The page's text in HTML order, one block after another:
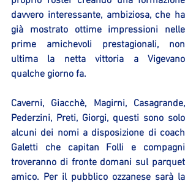
davvero interessante, ambiziosa, che ha
già mostrato ottime impressioni nelle
prime amichevoli prestagionali, non
ultima la netta vittoria a Vigevano
qualche giorno fa.
Caverni, Giacchè, Magirni, Casagrande,
Pederzini, Preti, Giorgi, questi sono solo
alcuni dei nomi a disposizione di coach
Galetti che capitan Folli e compagni
troveranno di fronte domani sul parquet
amico. Per il pubblico ozzanese sarà la